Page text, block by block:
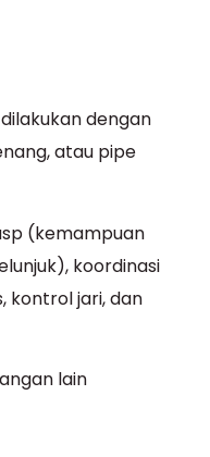
dengan
atau pipe
(kemampuan
koordinasi
kontrol jari, dan
lain